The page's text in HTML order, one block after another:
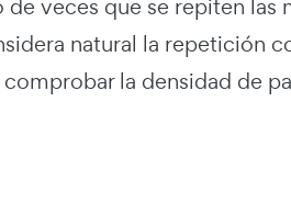
veces que se repiten las
natural la repetición
la densidad de